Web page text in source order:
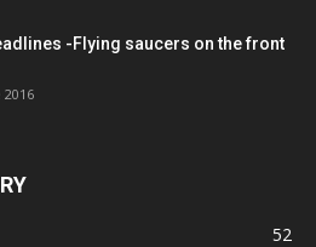
-Flying saucers on the front
52